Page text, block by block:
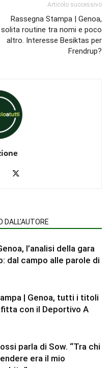
Articolo successivo
Rassegna Stampa | Genoa,
solita routine tra nomi e poco
altro. Interesse Besiktas per
Frendrup?
DALL'AUTORE
l’analisi della gara
dal campo alle parole di
| Genoa, tutti i titoli
con il Deportivo A
parla di Sow. “Tra chi
era il mio